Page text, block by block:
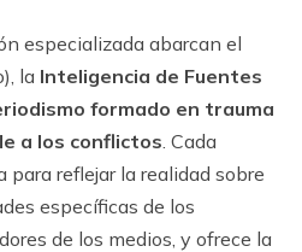
especializada abarcan el
la Inteligencia de Fuentes
formado en trauma
a los conflictos . Cada
reflejar la realidad sobre
específicas de los
de los medios, y ofrece la